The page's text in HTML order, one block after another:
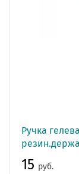
Ручка
15 руб.